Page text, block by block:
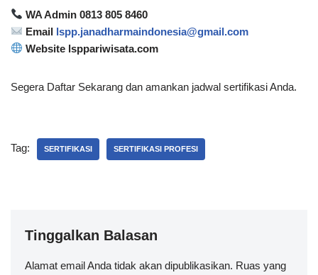
WA Admin 0813 805 8460
Email lspp.janadharmaindonesia@gmail.com
Website lsppariwisata.com
Segera Daftar Sekarang dan amankan jadwal sertifikasi Anda.
Tag: SERTIFIKASI SERTIFIKASI PROFESI
Tinggalkan Balasan
Alamat email Anda tidak akan dipublikasikan. Ruas yang